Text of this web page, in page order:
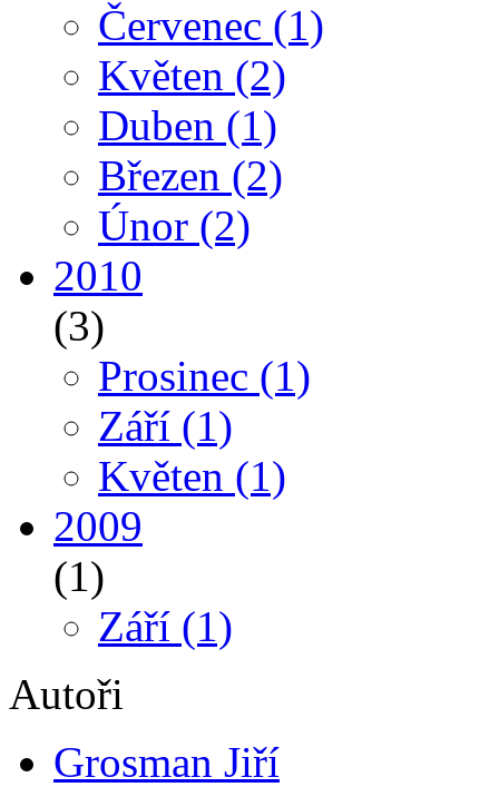
Červenec (1)
Květen (2)
Duben (1)
Březen (2)
Únor (2)
2010
(3)
Prosinec (1)
Září (1)
Květen (1)
2009
(1)
Září (1)
Autoři
Grosman Jiří